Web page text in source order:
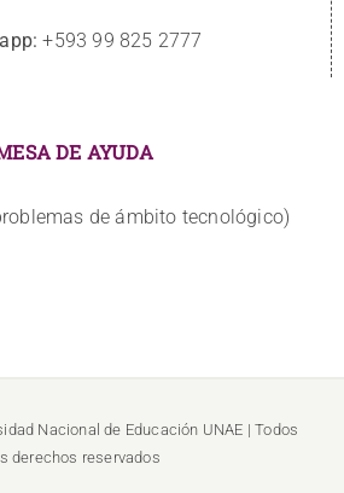
+593 99 825 2777
DE AYUDA
de ámbito tecnológico)
Nacional de Educación UNAE | Todos
derechos reservados